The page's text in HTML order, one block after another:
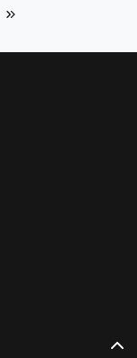
neuem Tab
in neuem Tab
– öffnet in
neuem Tab